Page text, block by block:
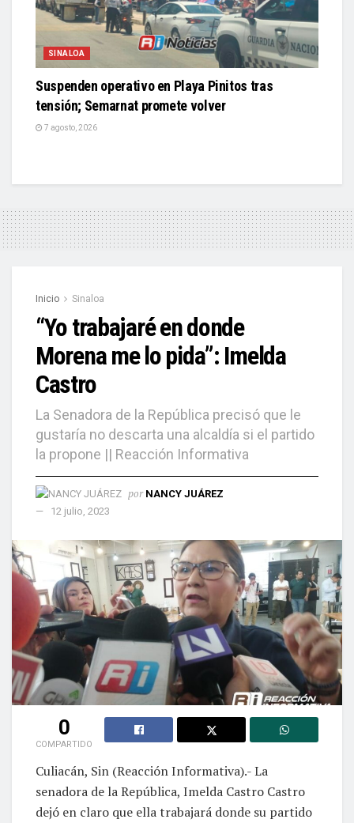
SINALOA
Suspenden operativo en Playa Pinitos tras
tensión; Semarnat promete volver
7 agosto, 2026
Inicio Sinaloa
“Yo trabajaré en donde
Morena me lo pida”: Imelda
Castro
La Senadora de la República precisó que le
gustaría no descarta una alcaldía si el partido
la propone || Reacción Informativa
por NANCY JUÁREZ
12 julio, 2023
0
COMPARTIDO
Culiacán, Sin (Reacción Informativa).- La
senadora de la República, Imelda Castro Castro
dejó en claro que ella trabajará donde su partido